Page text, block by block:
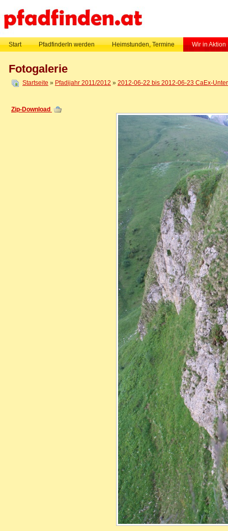
Start PfadfinderIn werden Heimstunden, Termine Wir in Aktion
Fotogalerie
Startseite » Pfadijahr 2011/2012 » 2012-06-22 bis 2012-06-23 CaEx-
Zip-Download